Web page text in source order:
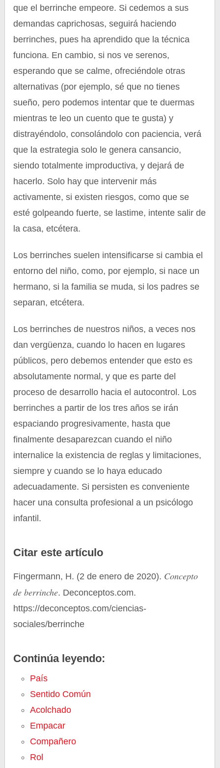
que el berrinche empeore. Si cedemos a sus
demandas caprichosas, seguirá haciendo
berrinches, pues ha aprendido que la técnica
funciona. En cambio, si nos ve serenos,
esperando que se calme, ofreciéndole otras
alternativas (por ejemplo, sé que no tienes
sueño, pero podemos intentar que te duermas
mientras te leo un cuento que te gusta) y
distrayéndolo, consolándolo con paciencia, verá
que la estrategia solo le genera cansancio,
siendo totalmente improductiva, y dejará de
hacerlo. Solo hay que intervenir más
activamente, si existen riesgos, como que se
esté golpeando fuerte, se lastime, intente salir de
la casa, etcétera.
Los berrinches suelen intensificarse si cambia el
entorno del niño, como, por ejemplo, si nace un
hermano, si la familia se muda, si los padres se
separan, etcétera.
Los berrinches de nuestros niños, a veces nos
dan vergüenza, cuando lo hacen en lugares
públicos, pero debemos entender que esto es
absolutamente normal, y que es parte del
proceso de desarrollo hacia el autocontrol. Los
berrinches a partir de los tres años se irán
espaciando progresivamente, hasta que
finalmente desaparezcan cuando el niño
internalice la existencia de reglas y limitaciones,
siempre y cuando se lo haya educado
adecuadamente. Si persisten es conveniente
hacer una consulta profesional a un psicólogo
infantil.
Citar este artículo
Fingermann, H. (2 de enero de 2020). Concepto
de berrinche. Deconceptos.com.
https://deconceptos.com/ciencias-
sociales/berrinche
Continúa leyendo:
País
Sentido Común
Acolchado
Empacar
Compañero
Rol